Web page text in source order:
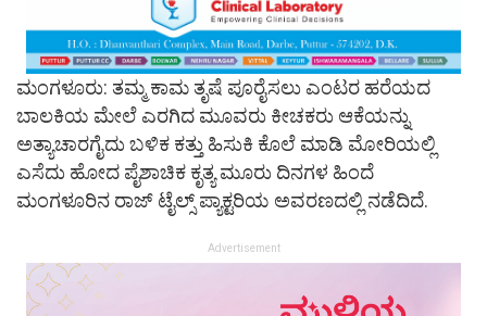
ಮಂಗಳೂರು: ತಮ್ಮ ಕಾಮ ತೃಷೆ ಪೂರೈಸಲು ಎಂಟರ ಹರೆಯದ
ಬಾಲಕಿಯ ಮೇಲೆ ಎರಗಿದ ಮೂವರು ಕೀಚಕರು ಆಕೆಯನ್ನು
ಅತ್ಯಾಚಾರಗೈದು ಬಳಿಕ ಕತ್ತು ಹಿಸುಕಿ ಕೊಲೆ ಮಾಡಿ ಮೋರಿಯಲ್ಲಿ
ಎಸೆದು ಹೋದ ಪೈಶಾಚಿಕ ಕೃತ್ಯ ಮೂರು ದಿನಗಳ ಹಿಂದೆ
ಮಂಗಳೂರಿನ ರಾಜ್‌ ಟೈಲ್ಸ್‌ ಪ್ಯಾಕ್ಟರಿಯ ಅವರಣದಲ್ಲಿ ನಡೆದಿದೆ.
Advertisement